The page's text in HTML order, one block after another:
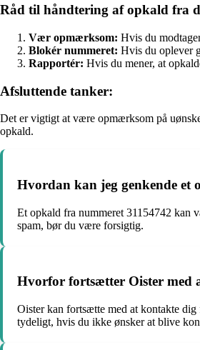
Råd til håndtering af opkald fra
Vær opmærksom: Hvis du
Blokér nummeret: Hvis du oplever
Rapportér: Hvis du mener, at
Afsluttende tanker:
Det er vigtigt at være opmærksom på
opkald.
Hvordan kan jeg genkende et
Et opkald fra nummeret 31154742 kan
spam, bør du være forsigtig.
Hvorfor fortsætter Oister med
Oister kan fortsætte med at kontakte
tydeligt, hvis du ikke ønsker at blive